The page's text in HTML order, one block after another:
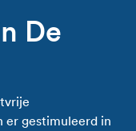
De
er gestimuleerd in